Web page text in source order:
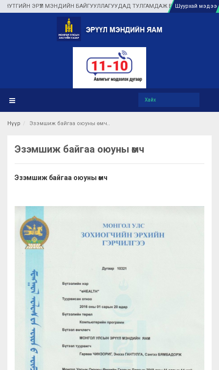
ЭРҮҮЛ МЭНДИЙН БАЙГУУЛЛАГУУДАД ТУЛГАМДАЖ БУЙ АСУУДЛЫГ
Шуурхай мэдээ
Нүүр Эзэмшиж байгаа оюуны өмч
Эзэмшиж байгаа оюуны өмч
Эзэмшиж байгаа оюуны өмч